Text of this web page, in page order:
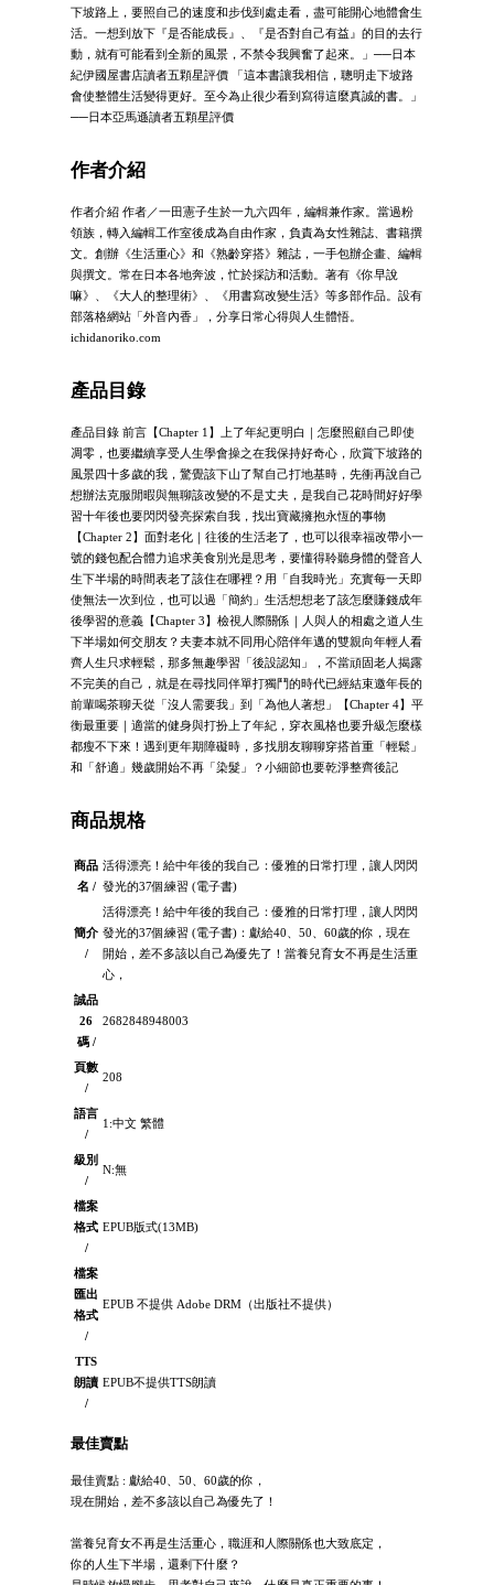
下坡路上，要照自己的速度和步伐到處走看，盡可能開心地體會生
活。一想到放下『是否能成長』、『是否對自己有益』的目的去行
動，就有可能看到全新的風景，不禁令我興奮了起來。」──日本
紀伊國屋書店讀者五顆星評價 「這本書讓我相信，聰明走下坡路
會使整體生活變得更好。至今為止很少看到寫得這麼真誠的書。」
──日本亞馬遜讀者五顆星評價
作者介紹
作者介紹 作者／一田憲子生於一九六四年，編輯兼作家。當過粉
領族，轉入編輯工作室後成為自由作家，負責為女性雜誌、書籍撰
文。創辦《生活重心》和《熟齡穿搭》雜誌，一手包辦企畫、編輯
與撰文。常在日本各地奔波，忙於採訪和活動。著有《你早說
嘛》、《大人的整理術》、《用書寫改變生活》等多部作品。設有
部落格網站「外音內香」，分享日常心得與人生體悟。
ichidanoriko.com
產品目錄
產品目錄 前言【Chapter 1】上了年紀更明白｜怎麼照顧自己即使
凋零，也要繼續享受人生學會操之在我保持好奇心，欣賞下坡路的
風景四十多歲的我，驚覺該下山了幫自己打地基時，先衝再說自己
想辦法克服閒暇與無聊該改變的不是丈夫，是我自己花時間好好學
習十年後也要閃閃發亮探索自我，找出寶藏擁抱永恆的事物
【Chapter 2】面對老化｜往後的生活老了，也可以很幸福改帶小一
號的錢包配合體力追求美食別光是思考，要懂得聆聽身體的聲音人
生下半場的時間表老了該住在哪裡？用「自我時光」充實每一天即
使無法一次到位，也可以過「簡約」生活想想老了該怎麼賺錢成年
後學習的意義【Chapter 3】檢視人際關係｜人與人的相處之道人生
下半場如何交朋友？夫妻本就不同用心陪伴年邁的雙親向年輕人看
齊人生只求輕鬆，那多無趣學習「後設認知」，不當頑固老人揭露
不完美的自己，就是在尋找同伴單打獨鬥的時代已經結束邀年長的
前輩喝茶聊天從「沒人需要我」到「為他人著想」【Chapter 4】平
衡最重要｜適當的健身與打扮上了年紀，穿衣風格也要升級怎麼樣
都瘦不下來！遇到更年期障礙時，多找朋友聊聊穿搭首重「輕鬆」
和「舒適」幾歲開始不再「染髮」？小細節也要乾淨整齊後記
商品規格
商品
名 /
活得漂亮！給中年後的我自己：優雅的日常打理，讓人閃閃
發光的37個練習 (電子書)
簡介
/
活得漂亮！給中年後的我自己：優雅的日常打理，讓人閃閃
發光的37個練習 (電子書)：獻給40、50、60歲的你，現在
開始，差不多該以自己為優先了！當養兒育女不再是生活重
心，
誠品
26
碼 /
2682848948003
頁數
/
208
語言
/
1:中文 繁體
級別
/
N:無
檔案
格式
/
EPUB版式(13MB)
檔案
匯出
格式
/
EPUB 不提供 Adobe DRM（出版社不提供）
TTS
朗讀
/
EPUB不提供TTS朗讀
最佳賣點
最佳賣點 : 獻給40、50、60歲的你，
現在開始，差不多該以自己為優先了！
當養兒育女不再是生活重心，職涯和人際關係也大致底定，
你的人生下半場，還剩下什麼？